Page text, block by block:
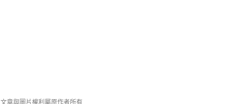
文章與圖片權利屬原作者所有